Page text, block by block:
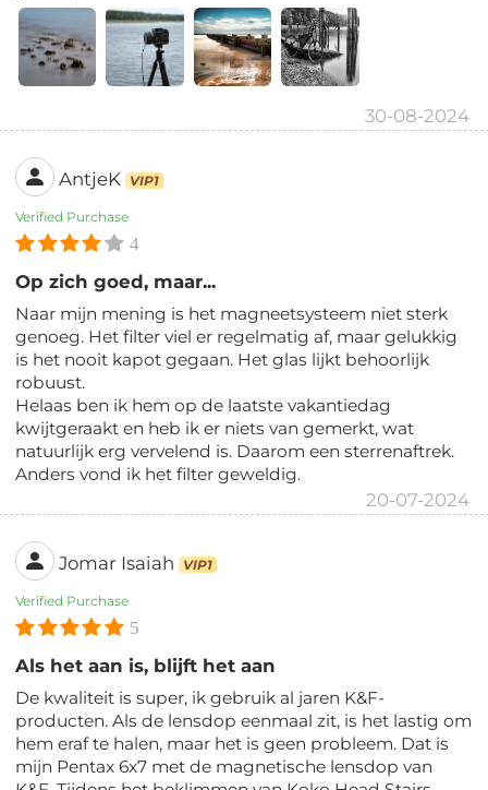
30-08-2024
AntjeK VIP1
Verified Purchase
4
Op zich goed, maar...
Naar mijn mening is het magneetsysteem niet sterk
genoeg. Het filter viel er regelmatig af, maar gelukkig
is het nooit kapot gegaan. Het glas lijkt behoorlijk
robuust.
Helaas ben ik hem op de laatste vakantiedag
kwijtgeraakt en heb ik er niets van gemerkt, wat
natuurlijk erg vervelend is. Daarom een ​​sterrenaftrek.
Anders vond ik het filter geweldig.
20-07-2024
Jomar Isaiah VIP1
Verified Purchase
5
Als het aan is, blijft het aan
De kwaliteit is super, ik gebruik al jaren K&F-
producten. Als de lensdop eenmaal zit, is het lastig om
hem eraf te halen, maar het is geen probleem. Dat is
mijn Pentax 6x7 met de magnetische lensdop van